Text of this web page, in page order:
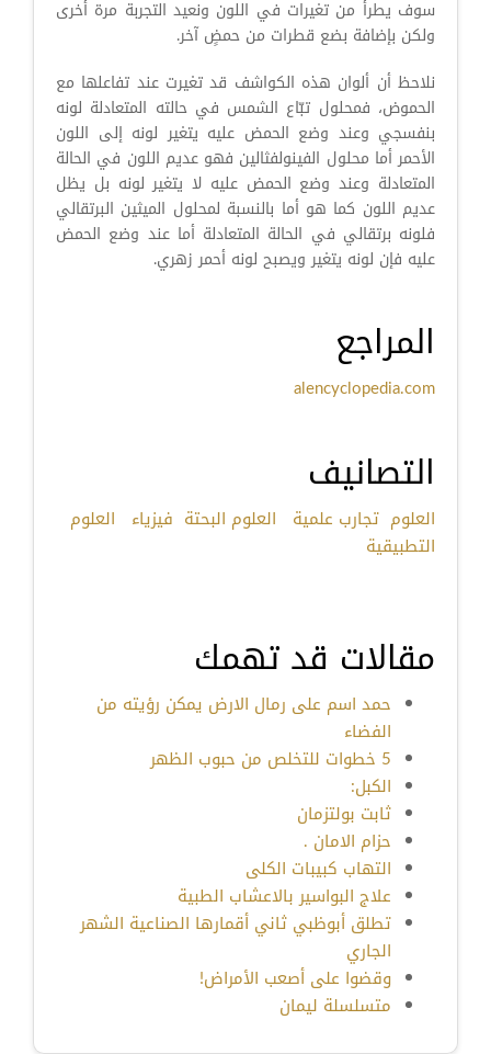
سوف يطرأ من تغيرات في اللون ونعيد التجربة مرة أخرى
ولكن بإضافة بضع قطرات من حمضٍ آخر.
نلاحظ أن ألوان هذه الكواشف قد تغيرت عند تفاعلها مع
الحموض، فمحلول تبّاع الشمس في حالته المتعادلة لونه
بنفسجي وعند وضع الحمض عليه يتغير لونه إلى اللون
الأحمر أما محلول الفينولفثالين فهو عديم اللون في الحالة
المتعادلة وعند وضع الحمض عليه لا يتغير لونه بل يظل
عديم اللون كما هو أما بالنسبة لمحلول الميثين البرتقالي
فلونه برتقالي في الحالة المتعادلة أما عند وضع الحمض
عليه فإن لونه يتغير ويصبح لونه أحمر زهري.
المراجع
alencyclopedia.com
التصانيف
العلوم تجارب علمية العلوم البحتة فيزياء
العلوم
التطبيقية
مقالات قد تهمك
حمد اسم على رمال الارض يمكن رؤيته من
الفضاء
5 خطوات للتخلص من حبوب الظهر
الكبل:
ثابت بولتزمان
حزام الامان .
التهاب كبيبات الكلى
علاج البواسير بالاعشاب الطبية
تطلق أبوظبي ثاني أقمارها الصناعية الشهر
الجاري
وقضوا على أصعب الأمراض!
متسلسلة ليمان